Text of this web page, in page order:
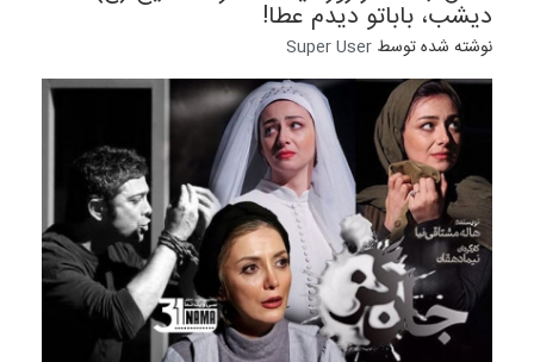
دیشب، باباتو دیدم عطا!
نوشته شده توسط Super User